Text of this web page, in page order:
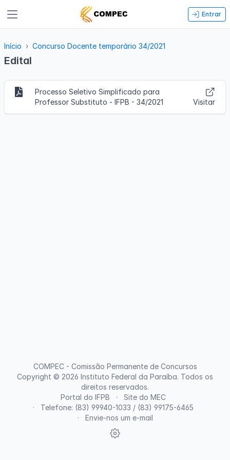
Entrar
Início Concurso Docente temporário 34/2021
Edital
Processo Seletivo Simplificado para
Professor Substituto - IFPB - 34/2021
Visitar
Portal do IFPB
Site do MEC
Telefone: (83) 99940-1033 / (83) 99175-6465
Envie-nos um e-mail
COMPEC - Comissão Permanente de Concursos
Copyright © 2026 Instituto Federal da Paraíba. Todos os
direitos reservados.